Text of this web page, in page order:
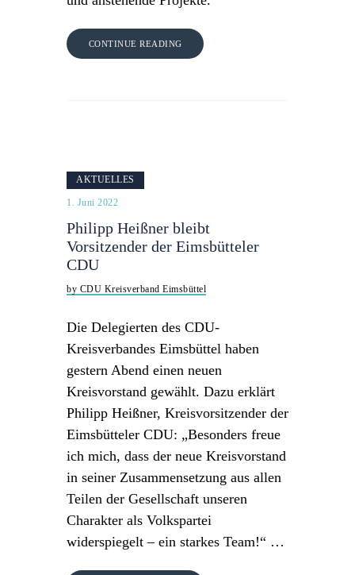
CONTINUE READING
AKTUELLES
1. Juni 2022
Philipp Heißner bleibt
Vorsitzender der Eimsbütteler
CDU
by CDU Kreisverband Eimsbüttel
Die Delegierten des CDU-
Kreisverbandes Eimsbüttel haben
gestern Abend einen neuen
Kreisvorstand gewählt. Dazu erklärt
Philipp Heißner, Kreisvorsitzender der
Eimsbütteler CDU: „Besonders freue
ich mich, dass der neue Kreisvorstand
in seiner Zusammensetzung aus allen
Teilen der Gesellschaft unseren
Charakter als Volkspartei
widerspiegelt – ein starkes Team!“ …